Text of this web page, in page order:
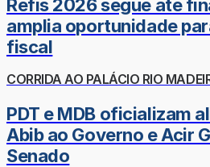
Refis 2026 segue até
amplia oportunidade
fiscal
CORRIDA AO PALÁCIO RIO
PDT e MDB oficializam
Abib ao Governo e Acir
Senado